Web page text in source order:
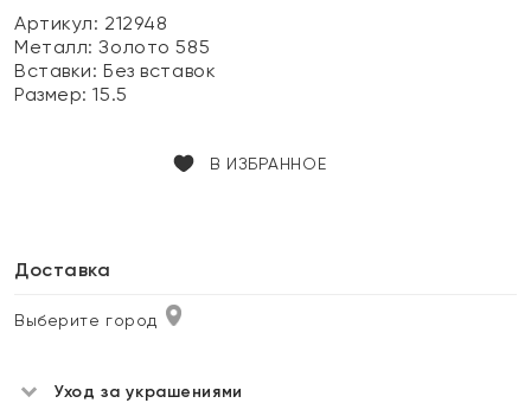
Артикул: 212948
Металл:Золото 585
Вставки:Без вставок
Размер:15.5
В ИЗБРАННОЕ
Доставка
Выберите город
Уход за украшениями